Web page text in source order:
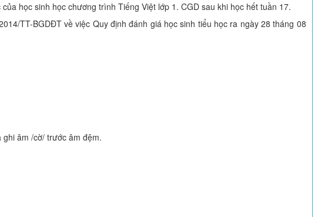
học sinh học chương trình Tiếng Việt lớp 1. CGD sau khi học hết tuần 17.
TT-BGDĐT về việc Quy định đánh giá học sinh tiểu học ra ngày 28 tháng 08
âm /cờ/ trước âm đệm.